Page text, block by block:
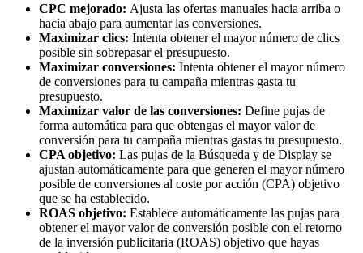
CPC mejorado: Ajusta las ofertas manuales hacia arriba o
hacia abajo para aumentar las conversiones.
Maximizar clics: Intenta obtener el mayor número de clics
posible sin sobrepasar el presupuesto.
Maximizar conversiones: Intenta obtener el mayor número
de conversiones para tu campaña mientras gasta tu
presupuesto.
Maximizar valor de las conversiones: Define pujas de
forma automática para que obtengas el mayor valor de
conversión para tu campaña mientras gastas tu presupuesto.
CPA objetivo: Las pujas de la Búsqueda y de Display se
ajustan automáticamente para que generen el mayor número
posible de conversiones al coste por acción (CPA) objetivo
que se ha establecido.
ROAS objetivo: Establece automáticamente las pujas para
obtener el mayor valor de conversión posible con el retorno
de la inversión publicitaria (ROAS) objetivo que hayas